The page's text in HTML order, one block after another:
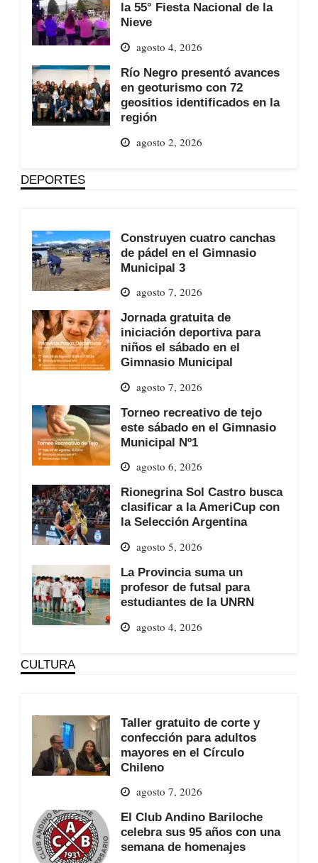
la 55° Fiesta Nacional de la
Nieve
agosto 4, 2026
Río Negro presentó avances
en geoturismo con 72
geositios identificados en la
región
agosto 2, 2026
DEPORTES
Construyen cuatro canchas
de pádel en el Gimnasio
Municipal 3
agosto 7, 2026
Jornada gratuita de
iniciación deportiva para
niños el sábado en el
Gimnasio Municipal
agosto 7, 2026
Torneo recreativo de tejo
este sábado en el Gimnasio
Municipal Nº1
agosto 6, 2026
Rionegrina Sol Castro busca
clasificar a la AmeriCup con
la Selección Argentina
agosto 5, 2026
La Provincia suma un
profesor de futsal para
estudiantes de la UNRN
agosto 4, 2026
CULTURA
Taller gratuito de corte y
confección para adultos
mayores en el Círculo
Chileno
agosto 7, 2026
El Club Andino Bariloche
celebra sus 95 años con una
semana de homenajes